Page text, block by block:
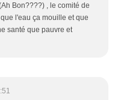
Bon????) , le comité de
l'eau ça mouille et que
santé que pauvre et